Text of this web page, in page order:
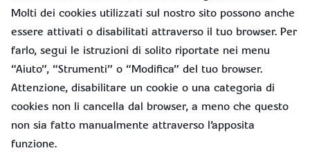
Molti dei cookies utilizzati sul nostro sito possono anche
essere attivati o disabilitati attraverso il tuo browser. Per
farlo, segui le istruzioni di solito riportate nei menu
“Aiuto”, “Strumenti” o “Modifica” del tuo browser.
Attenzione, disabilitare un cookie o una categoria di
cookies non li cancella dal browser, a meno che questo
non sia fatto manualmente attraverso l’apposita
funzione.